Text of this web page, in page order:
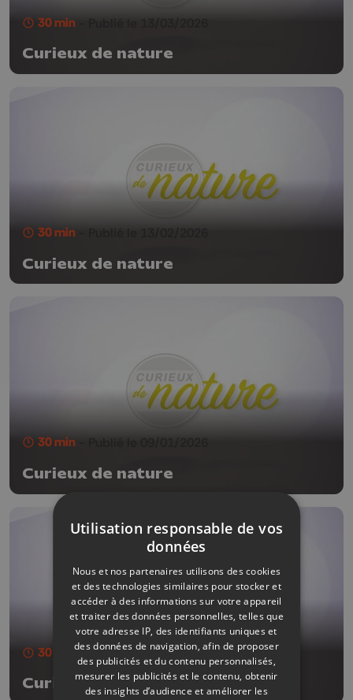
30 min
Curieux de nature
30 min
Curieux de nature
30 min
Curieux de nature
30 min- Publié le 09/12/2025
Curieux de nature
Utilisation responsable de vos
données
Nous et nos partenaires utilisons des cookies
et des technologies similaires pour stocker et
accéder à des informations sur votre appareil
et traiter des données personnelles, telles que
votre adresse IP, des identifiants uniques et
des données de navigation, afin de proposer
des publicités et du contenu personnalisés,
mesurer les publicités et le contenu, obtenir
des insights d’audience et améliorer les